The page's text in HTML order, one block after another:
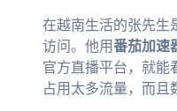
在越南生活的张先生
访问。他用番茄加速
官方直播平台，就能
占用太多流量，而且